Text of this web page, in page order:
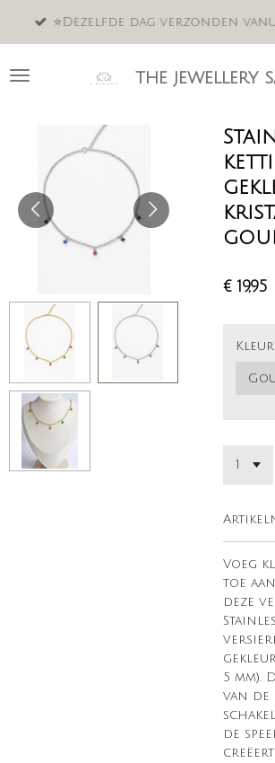
de
the jewellery
⭐️Dezelfde dag verzonden
€ 19,95
Kleur
Voeg
toe
deze
5 mm).
van de
de